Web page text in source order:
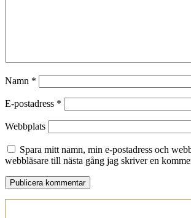
Namn *
E-postadress *
Webbplats
Spara mitt namn, min e-postadress och
webbläsare till nästa gång jag skriver en